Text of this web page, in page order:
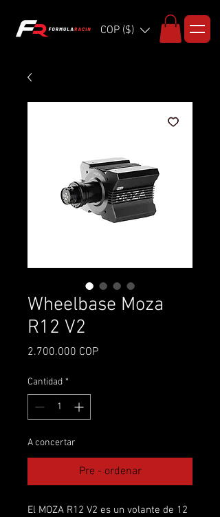
COP ($)
Wheelbase Moza
R12 V2
2.700.000 COPPrecio
Cantidad *
A concertar
Pre - ordenar
El MOZA R12 V2 es un volante de 12